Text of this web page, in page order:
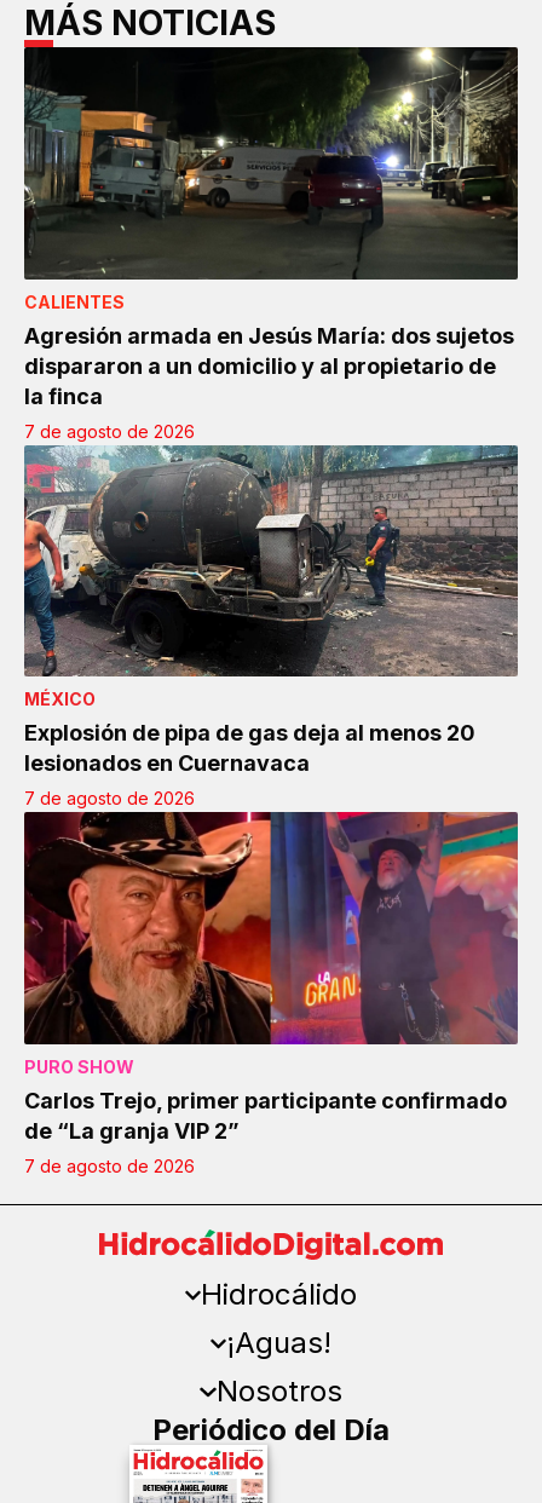
MÁS NOTICIAS
CALIENTES
Agresión armada en Jesús María: dos sujetos
dispararon a un domicilio y al propietario de
la finca
7 de agosto de 2026
MÉXICO
Explosión de pipa de gas deja al menos 20
lesionados en Cuernavaca
7 de agosto de 2026
PURO SHOW
Carlos Trejo, primer participante confirmado
de “La granja VIP 2”
7 de agosto de 2026
Hidrocálido
¡Aguas!
Nosotros
Periódico del Día